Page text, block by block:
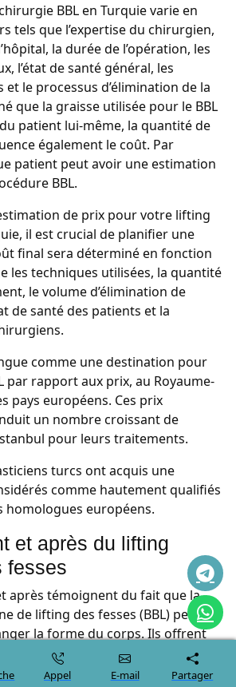
BBL en Turquie varie en
tels que l’expertise du chirurgien,
la durée de l’opération, les
l’état de santé général, les
le processus d’élimination de la
que la graisse utilisée pour le BBL
patient lui-même, la quantité de
également le coût. Par
patient peut avoir une estimation
BBL.
de prix pour votre lifting
il est crucial de planifier une
final sera déterminé en fonction
les techniques utilisées, la quantité
le volume d’élimination de
de santé des patients et la
comme une destination pour
par rapport aux prix, au Royaume-
pays européens. Ces prix
un nombre croissant de
pour leurs traitements.
turcs ont acquis une
comme hautement qualifiés
homologues européens.
et après du lifting
fesses
après témoignent du fait que la
de lifting des fesses (BBL) peut
la forme du corps. Ils offrent
visuelle des résultats étonnants
procédure, permettant aux clients
Appel E-mail Partager